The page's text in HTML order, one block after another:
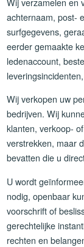
achternaam, post-
surfgegevens,
eerder gemaakte
ledenaccount,
Wij verkopen uw
bedrijven. Wij
klanten, verkoop-
verstrekken, maar
bevatten die u
U wordt
nodig, openbaar
voorschrift of
gerechtelijke
rechten en